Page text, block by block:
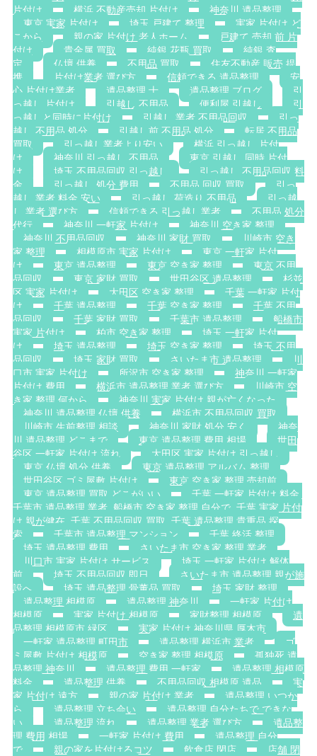
片付け
横浜 不動産売却 片付け
神奈川 遺品整理
東京 実家 片付け
埼玉 戸建て 整理
実家 片付け ど
こから
親の家 片付け 老人ホーム
戸建て 売却 前 片
付け
貴金属 買取 純銀 花瓶 買取
純銀 査
定
仏壇 供養 不用品 買取
住友不動産 販売 提
携
片付け業者 選び方 信頼できる 遺品整理
安
心 片付け業者
遺品整理 士 遺品整理 ブログ
引
っ越し 片付け
引越し 不用品 便利屋 引越し
引
っ越しと同時に片付け
引越し 業者 不用品回収
引っ
越し 不用品 処分
引越し前 不用品 処分
転居 不用品
買取
引っ越し業者より安い
横浜 引っ越し 片付
け
神奈川 引っ越し 不用品
東京 引越し 同時 片付
け
埼玉 不用品回収 引っ越し
引っ越し 不用品回収 料
金
引っ越し 処分 費用 不用品 回収 買取
引っ
越し 業者 料金 安い
引っ越し 荷造り 不用品
引っ越
し 業者 選び方
信頼できる 引っ越し業者
不用品 処分
代行
神奈川 一軒家 片付け
神奈川 空き家 整理
神奈川 不用品回収
神奈川 家財 買取
川崎市 空き
家 整理
相模原市 実家 片付け
東京 一軒家 片付
け
東京 遺品整理 東京 空き家 整理
東京 不用
品回収
東京 家財 買取 世田谷区 遺品整理
杉並
区 実家 片付け
大田区 空き家 整理
千葉 一軒家 片付
け
千葉 遺品整理 千葉 空き家 整理
千葉 不用
品回収
千葉 家財 買取 千葉市 遺品整理
船橋市
実家 片付け
柏市 空き家 整理
埼玉 一軒家 片付
け
埼玉 遺品整理 埼玉 空き家 整理
埼玉 不用
品回収
埼玉 家財 買取 さいたま市 遺品整理
川
口市 実家 片付け
所沢市 空き家 整理
神奈川 一軒家
片付け 費用
横浜市 遺品整理 業者 選び方
川崎市 空
き家 整理 何から
神奈川 実家 片付け 親が亡くなった
神奈川 遺品整理 仏壇 供養
横浜市 不用品回収 買取
川崎市 生前整理 相談
神奈川 家財 処分 安く
神奈
川 遺品整理 どこまで
東京 遺品整理 費用 相場
世田
谷区 一軒家 片付け 流れ
大田区 実家 片付け 引っ越し
東京 仏壇 処分 供養
東京 遺品整理 アルバム 整理
世田谷区 ゴミ屋敷 片付け
東京 空き家 整理 売却前
東京 遺品整理 買取 どこがいい
千葉 一軒家 片付け 料金.
千葉市 遺品整理 業者. 船橋市 空き家 整理 自分で. 千葉 実家 片付
け 親が健在. 千葉 不用品回収 買取. 千葉 遺品整理 貴重品 探
索
千葉市 遺品整理 マンション
千葉 終活 整理
埼玉 遺品整理 費用
さいたま市 空き家 整理 業者
川口市 実家 片付け サービス
埼玉 一軒家 片付け 解体
前
埼玉 不用品回収 即日
さいたま市 遺品整理 親が施
設へ
埼玉 遺品整理 骨董品 買取
埼玉 家財 整理
遺品整理 相模原
遺品整理 神奈川
一軒家 片付け
相模原
実家 片付け 相模原 家財整理 相模原
遺
品整理 相模原市 緑区
実家 片付け 神奈川県 厚木市
一軒家 遺品整理 町田市
遺品整理 横浜市 業者
ゴ
ミ屋敷 片付け 相模原
空き家 整理 相模原
孤独死 遺
品整理 神奈川
遺品整理 費用 一軒家
遺品整理 相模原
料金
遺品整理 供養 不用品回収 相模原 遺品
実
家 片付け 遠方
親の家 片付け 業者
遺品整理 いつか
ら
遺品整理 立ち会い
遺品整理 自分たちで できな
い
遺品整理 流れ 遺品整理 業者 選び方
遺品整
理 費用 相場
一軒家 片付け 費用
遺品整理 自分
で
親の家を片付けるコツ 飲食店 閉店
店舗 閉